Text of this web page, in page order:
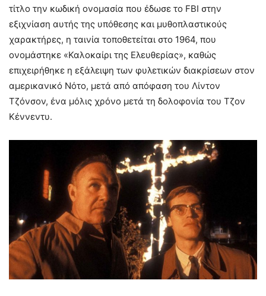
τίτλο την κωδική ονομασία που έδωσε το FBI στην
εξιχνίαση αυτής της υπόθεσης και μυθοπλαστικούς
χαρακτήρες, η ταινία τοποθετείται στο 1964, που
ονομάστηκε «Καλοκαίρι της Ελευθερίας», καθώς
επιχειρήθηκε η εξάλειψη των φυλετικών διακρίσεων στον
αμερικανικό Νότο, μετά από απόφαση του Λίντον
Τζόνσον, ένα μόλις χρόνο μετά τη δολοφονία του Τζον
Κέννεντυ.